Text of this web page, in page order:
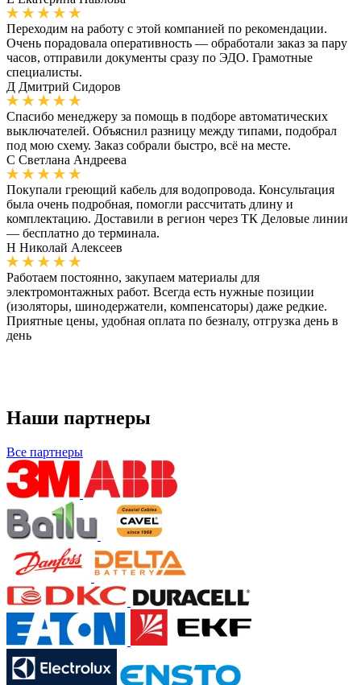
Переходим на работу с этой компанией по рекомендации.
Очень порадовала оперативность — обработали заказ за пару
часов, отправили документы сразу по ЭДО. Грамотные
специалисты.
Д Дмитрий Сидоров
Спасибо менеджеру за помощь в подборе автоматических
выключателей. Объяснил разницу между типами, подобрал
под мою схему. Заказ собрали быстро, всё на месте.
С Светлана Андреева
Покупали греющий кабель для водопровода. Консультация
была очень подробная, помогли рассчитать длину и
комплектацию. Доставили в регион через ТК Деловые линии
— бесплатно до терминала.
Н Николай Алексеев
Работаем постоянно, закупаем материалы для
электромонтажных работ. Всегда есть нужные позиции
(изоляторы, шинодержатели, компенсаторы) даже редкие.
Приятные цены, удобная оплата по безналу, отгрузка день в
день
Наши партнеры
Все партнеры